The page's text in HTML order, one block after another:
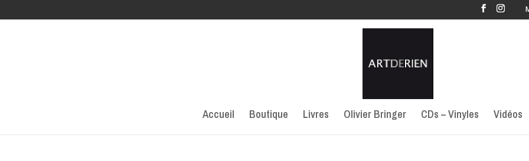
Accueil Boutique Livres Olivier Bringer CDs – Vinyles Vidéos